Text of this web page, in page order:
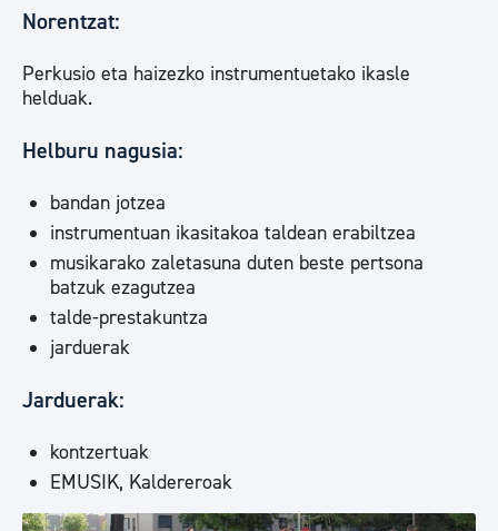
Norentzat:
Perkusio eta haizezko instrumentuetako ikasle
helduak.
Helburu nagusia:
bandan jotzea
instrumentuan ikasitakoa taldean erabiltzea
musikarako zaletasuna duten beste pertsona
batzuk ezagutzea
talde-prestakuntza
jarduerak
Jarduerak:
kontzertuak
EMUSIK, Kaldereroak